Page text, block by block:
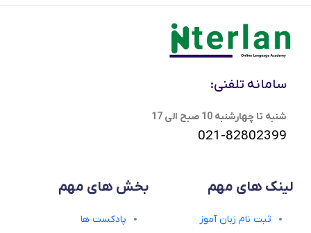
سامانه تلفنی:
شنبه تا چهارشنبه 10 صبح الی 17
021-82802399
لینک های مهم
ثبت نام زبان آموز
بخش های مهم
پادکست ها